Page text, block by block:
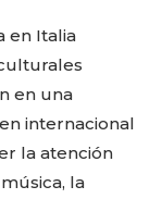
en Italia
en una
internacional
la atención
la